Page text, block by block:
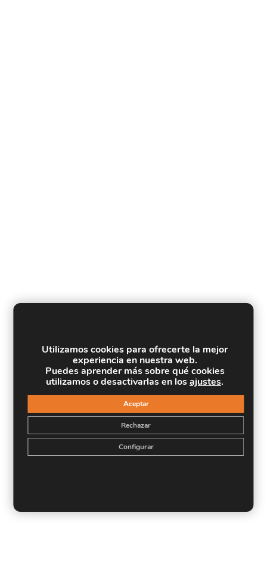
Utilizamos cookies para ofrecerte la mejor
experiencia en nuestra web.
Puedes aprender más sobre qué cookies
utilizamos o desactivarlas en losajustes.
Aceptar
Rechazar
Configurar